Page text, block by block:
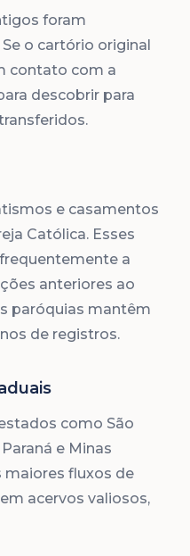
foram
o cartório original
contato com a
descobrir para
e casamentos
Católica. Esses
a
anteriores ao
paróquias mantêm
de registros.
como São
e Minas
maiores fluxos de
acervos valiosos,